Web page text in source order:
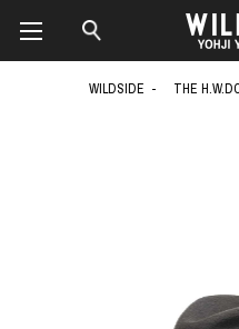
WILDSIDE THE